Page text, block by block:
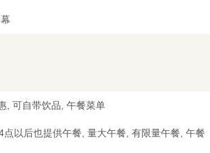
, 可自带饮品, 午餐菜单
以后也提供午餐, 量大午餐, 有限量午餐, 午餐